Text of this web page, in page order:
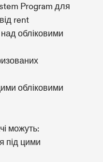
Program для
rent
обліковими
обліковими
можуть:
під цими